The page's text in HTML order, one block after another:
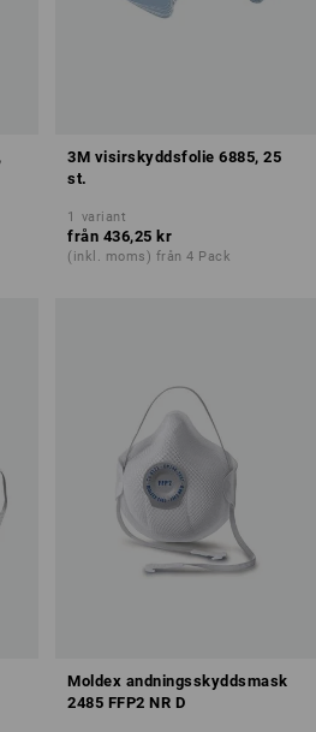
3M visirskyddsfolie 6885, 25
st.
1 variant
från 436,25 kr
(inkl. moms) från 4 Pack
Moldex andningsskyddsmask
2485 FFP2 NR D